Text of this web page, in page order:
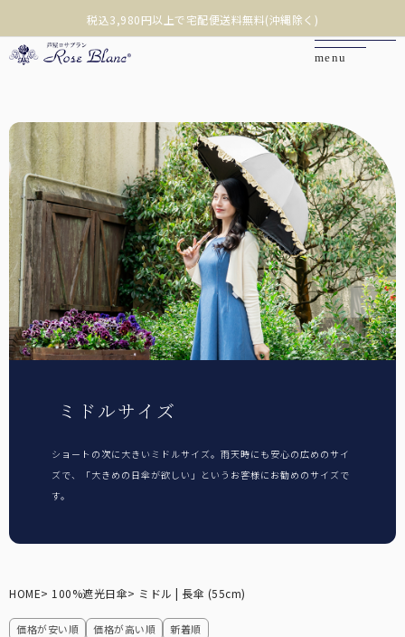
沖縄への配送は税込9,800円以上で宅配便送料無料(離島除く)
カートを見る
マイページ
お問い合わせ
ご利用ガイド
商品を探す
折り畳み日傘
長傘
遮光帽子
❮
ミドルサイズ
ショートの次に大きいミドルサイズ。雨天時にも安心の広めのサイ
ズで、「大きめの日傘が欲しい」というお客様にお勧めのサイズで
す。
HOME 100%遮光日傘 ミドル | 長傘 (55cm)
価格が安い順 価格が高い順 新着順